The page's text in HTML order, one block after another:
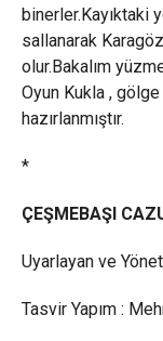
binerler.Kayıktaki
sallanarak
olur.Bakalım
Oyun Kukla ,
hazırlanmıştır.
*
ÇEŞMEBAŞI
Uyarlayan ve
Tasvir Yapım :